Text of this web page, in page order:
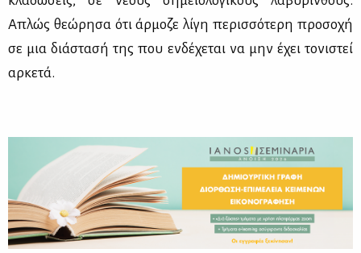
Απλώς θε­ώ­ρη­σα ότι άρ­μο­ζε λί­γη πε­ρισ­σό­τε­ρη προ­σο­χή
σε μια διά­στα­σή της που εν­δέ­χε­ται να μην έχει το­νι­στεί
αρ­κε­τά.